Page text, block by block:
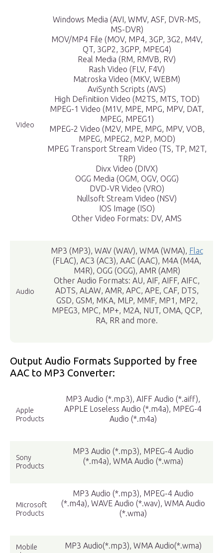
Video
Windows Media (AVI, WMV, ASF, DVR-MS,
MS-DVR)
MOV/MP4 File (MOV, MP4, 3GP, 3G2, M4V,
QT, 3GP2, 3GPP, MPEG4)
Real Media (RM, RMVB, RV)
Rash Video (FLV, F4V)
Matroska Video (MKV, WEBM)
AviSynth Scripts (AVS)
High Definitiion Video (M2TS, MTS, TOD)
MPEG-1 Video (M1V, MPE, MPG, MPV, DAT,
MPEG, MPEG1)
MPEG-2 Video (M2V, MPE, MPG, MPV, VOB,
MPEG, MPEG2, M2P, MOD)
MPEG Transport Stream Video (TS, TP, M2T,
TRP)
Divx Video (DIVX)
OGG Media (OGM, OGV, OGG)
DVD-VR Video (VRO)
Nullsoft Stream Video (NSV)
IOS Image (ISO)
Other Video Formats: DV, AMS
Audio
MP3 (MP3), WAV (WAV), WMA (WMA), Flac
(FLAC), AC3 (AC3), AAC (AAC), M4A (M4A,
M4R), OGG (OGG), AMR (AMR)
Other Audio Formats: AU, AIF, AIFF, AIFC,
ADTS, ALAW, AMR, APC, APE, CAF, DTS,
GSD, GSM, MKA, MLP, MMF, MP1, MP2,
MPEG3, MPC, MP+, M2A, NUT, OMA, QCP,
RA, RR and more.
Output Audio Formats Supported by free
AAC to MP3 Converter:
Apple
Products
MP3 Audio (*.mp3), AIFF Audio (*.aiff),
APPLE Loseless Audio (*.m4a), MPEG-4
Audio (*.m4a)
Sony
Products
MP3 Audio (*.mp3), MPEG-4 Audio
(*.m4a), WMA Audio (*.wma)
Microsoft
Products
MP3 Audio (*.mp3), MPEG-4 Audio
(*.m4a), WAVE Audio (*.wav), WMA Audio
(*.wma)
Mobile
MP3 Audio(*.mp3), WMA Audio(*.wma)